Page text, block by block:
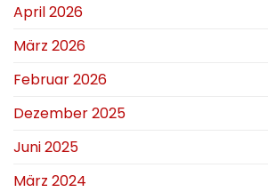
April 2026
März 2026
Februar 2026
Dezember 2025
Juni 2025
März 2024